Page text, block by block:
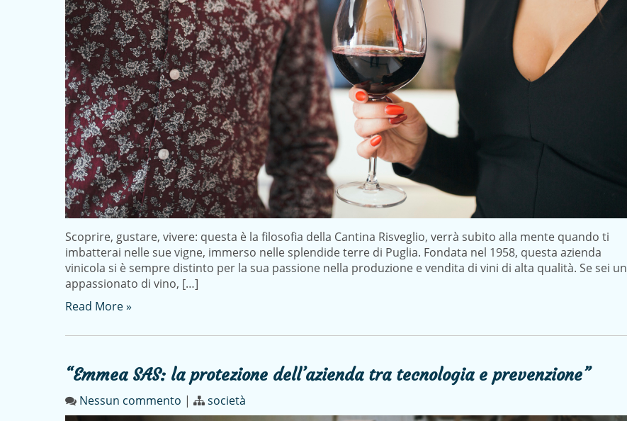
Scoprire, gustare, vivere: questa è la filosofia della Cantina Risveglio, verrà subito alla mente quando ti
imbatterai nelle sue vigne, immerso nelle splendide terre di Puglia. Fondata nel 1958, questa azienda
vinicola si è sempre distinto per la sua passione nella produzione e vendita di vini di alta qualità. Se sei un
appassionato di vino, […]
Read More »
“Emmea SAS: la protezione dell’azienda tra tecnologia e prevenzione”
Nessun commento | società